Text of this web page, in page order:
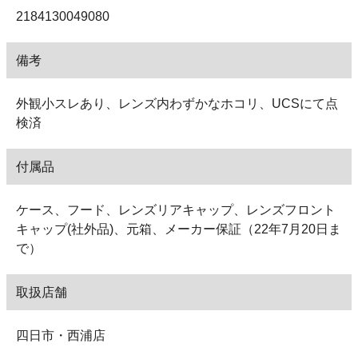
2184130049080
備考
外観小スレあり、レンズ内わずかなホコリ、UCSにて点
検済
付属品
ケース、フード、レンズリアキャップ、レンズフロント
キャップ(社外品)、元箱、メーカー保証（22年7月20日ま
で）
取扱店舗
四日市・西浦店